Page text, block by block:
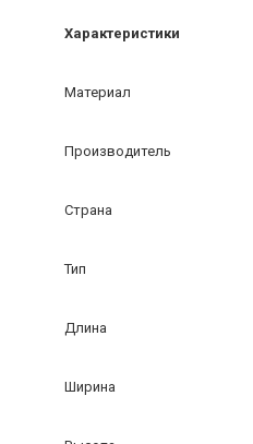
Характеристики
Материал
Производитель
Страна
Тип
Длина
Ширина